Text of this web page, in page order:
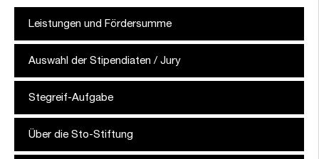
Leistungen und Fördersumme
Auswahl der Stipendiaten / Jury
Stegreif-Aufgabe
Über die Sto-Stiftung